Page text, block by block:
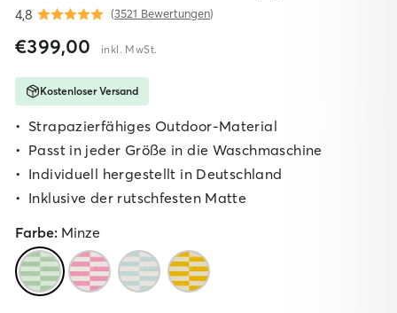
4,8 (3521 Bewertungen)
Normaler
Sonderpreis
€399,00 inkl. MwSt.
Kostenloser Versand
Strapazierfähiges Outdoor-Material
Passt in jeder Größe in die Waschmaschine
Individuell hergestellt in Deutschland
Inklusive der rutschfesten Matte
Farbe: Minze